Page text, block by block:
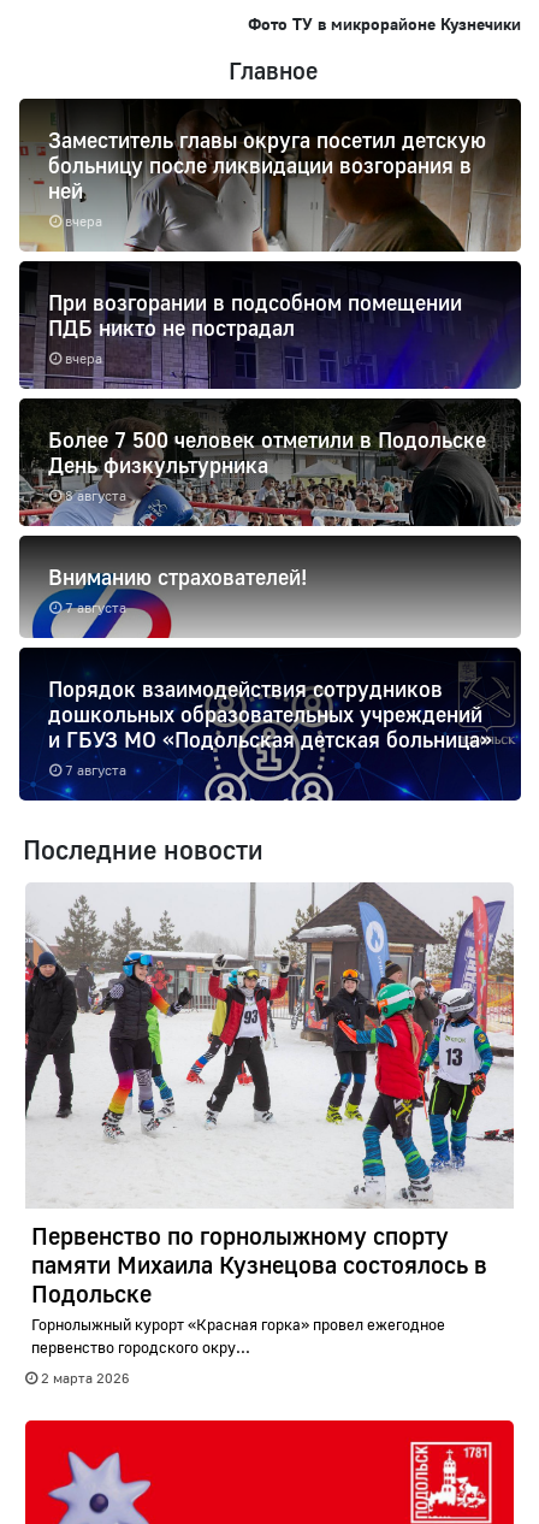
Фото ТУ в микрорайоне Кузнечики
Главное
вчера
Заместитель главы округа посетил детскую
больницу после ликвидации возгорания в
ней
вчера
При возгорании в подсобном помещении
ПДБ никто не пострадал
8 августа
Более 7 500 человек отметили в Подольске
День физкультурника
7 августа
Вниманию страхователей!
7 августа
Порядок взаимодействия сотрудников
дошкольных образовательных учреждений
и ГБУЗ МО «Подольская детская больница»
Последние новости
Первенство по горнолыжному спорту
памяти Михаила Кузнецова состоялось в
Подольске
Горнолыжный курорт «Красная горка» провел ежегодное
первенство городского окру...
2 марта 2026